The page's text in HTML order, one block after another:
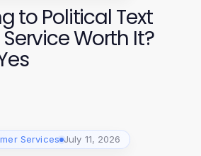
to Political Text
Worth It?
Services July 11, 2026